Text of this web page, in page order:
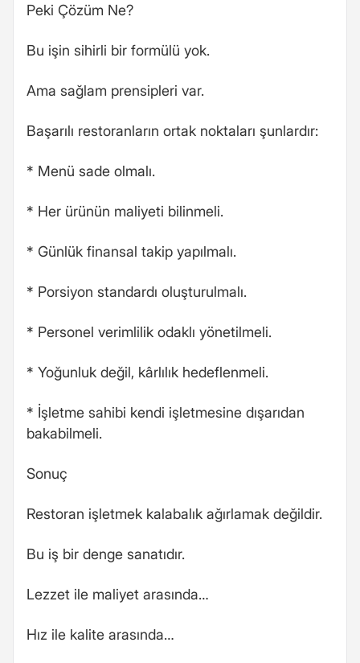
Peki Çözüm Ne?
Bu işin sihirli bir formülü yok.
Ama sağlam prensipleri var.
Başarılı restoranların ortak noktaları şunlardır:
* Menü sade olmalı.
* Her ürünün maliyeti bilinmeli.
* Günlük finansal takip yapılmalı.
* Porsiyon standardı oluşturulmalı.
* Personel verimlilik odaklı yönetilmeli.
* Yoğunluk değil, kârlılık hedeflenmeli.
* İşletme sahibi kendi işletmesine dışarıdan
bakabilmeli.
Sonuç
Restoran işletmek kalabalık ağırlamak değildir.
Bu iş bir denge sanatıdır.
Lezzet ile maliyet arasında…
Hız ile kalite arasında…